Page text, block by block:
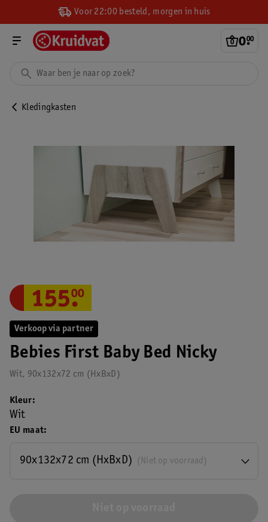
Voor 22:00 besteld, morgen in huis
0.
00
Kledingkasten
Verkoop via partner
Bebies First Baby Bed Nicky
Wit, 90x132x72 cm (HxBxD)
155.
00
EU maat
(Niet op voorraad)
90x132x72 cm (HxBxD)
Kleur
Wit